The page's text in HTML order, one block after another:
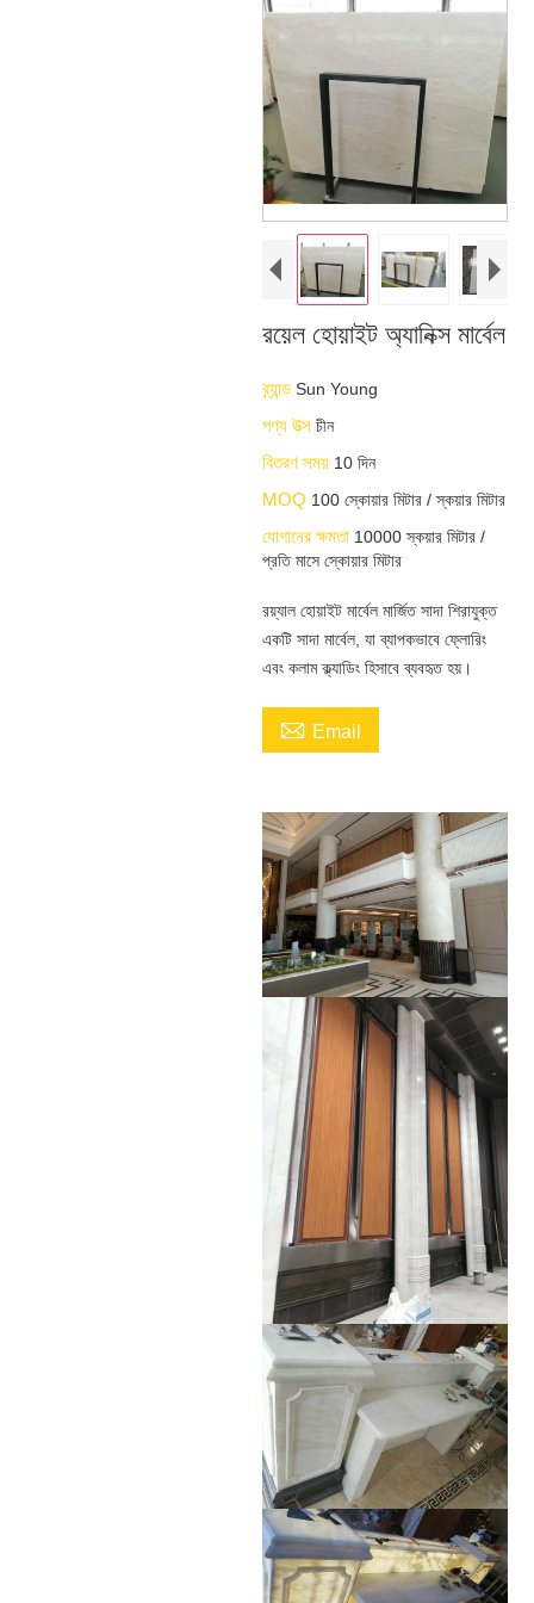
রয়েল হোয়াইট অ্যানিক্স মার্বেল
ব্র্যান্ডSun Young
পণ্য উত্সচীন
বিতরণ সময় 10 দিন
MOQ 100 স্কোয়ার মিটার / স্কয়ার মিটার
যোগানের ক্ষমতা 10000 স্কয়ার মিটার /
প্রতি মাসে স্কোয়ার মিটার
রয়্যাল হোয়াইট মার্বেল মার্জিত সাদা শিরাযুক্ত
একটি সাদা মার্বেল, যা ব্যাপকভাবে ফ্লোরিং
এবং কলাম ক্ল্যাডিং হিসাবে ব্যবহৃত হয়।
 Email